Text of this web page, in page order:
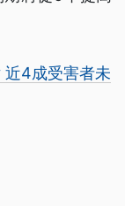
近4成受害者未